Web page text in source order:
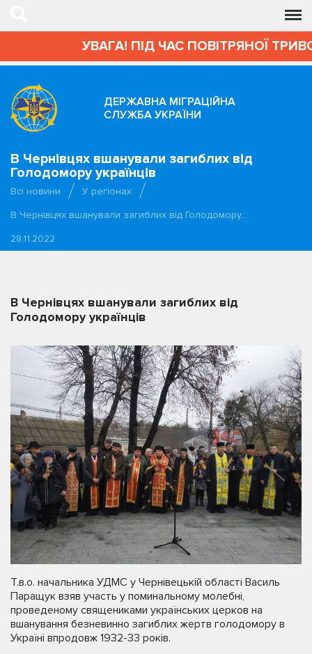
УВАГА! ПІД ЧАС ПОВІТРЯНОЇ
ДЕРЖАВНА МІГРАЦІЙНА
СЛУЖБА УКРАЇНИ
В Чернівцях вшанували загиблих від
Голодомору українців
Всі новини
У регіонах
В Чернівцях вшанували загиблих від Голодомору…
28.11.2022
В Чернівцях вшанували загиблих від
Голодомору українців
Т.в.о. начальника УДМС у Чернівецькій області Василь
Паращук взяв участь у поминальному молебні,
проведеному священиками українських церков на
вшанування безневинно загиблих жертв голодомору в
Україні впродовж 1932-33 років.